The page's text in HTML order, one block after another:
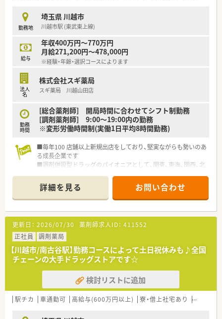
■充実した研修制度、人事制度、評価制度、キャリア支援制度等
があるのも特徴です
勤務地
埼玉県 川越市
川越市駅 (東武東上線)
給与
年収400万円～770万円
月給271,200円～478,000円
※経験・年齢・選択コースによります
法人
名
株式会社スギ薬局
スギ薬局 川越山田店
勤務
時間
[総合薬剤師] 開局時間に合わせてシフト制勤務
[調剤薬剤師] 9:00～19:00内の勤務
※変形労働時間制(実働1日平均8時間勤務)
■毎年100 店舗以上新規出店をしており、堅実ながらも勢いのあ
る成長企業です
■調剤併設型ドラッグのパイオニアとして、関東、東海、関西、北
■研修制度は様々なプランがあり、集合研修だけでなく任意で受
講可能な研修も幅広く用意されています
■店舗で活躍する従業員、社外で活躍する従業員、将来経営幹部
となる従業員など、薬剤師として様々な活躍ができるフィールド
を用意されています
■総合薬剤師・調剤薬剤師（土日休み・19時までの勤務）どちらか
の働き方を選択できます
■調剤併設型だけでなく「医療モール・クリニック併設店舗」「敷
地内薬局」「訪問調剤特化型店舗」など様々な店舗を運営してい
ます
■在宅医療にも積極的取り組んでおり「訪問調剤特化型店舗」を
50店舗以上、無菌調剤室は業界最多の51店舗設置しています
■「プラチナくるみん認定企業」「健康経営優良法人2023（大規模
法人部門）認定」等を取得し一人ひとりが働きやすい環境が整備
■充実した研修制度、人事制度、評価制度、キャリア支援制度等
詳細を見る お問い合わせ
更新日： 2026/07/30 薬剤師求人ID： 411552
正社員
調剤薬局
【川越市/南古谷駅】勤務コースによって土日祝休みも♪全国
チェーンの大手ドラッグストアです☆
検討リストに追加
駅チカ 車通勤可 高給与(600万円以上) 寮・借上社宅あり 認定薬剤